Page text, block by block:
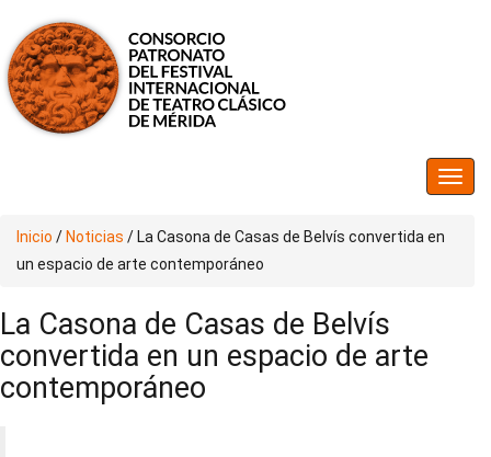
Inicio / Noticias / La Casona de Casas de Belvís convertida en
un espacio de arte contemporáneo
La Casona de Casas de Belvís
convertida en un espacio de arte
contemporáneo